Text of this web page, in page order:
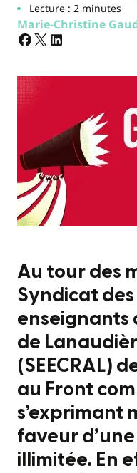
Lecture : 2 minutes
Marie-Christine
Au tour des
Syndicat
enseignants
de
(SEECRAL)
au Front
s’exprimant
faveur
illimitée. En